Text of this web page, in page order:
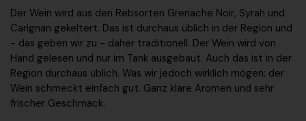
Der Wein wird aus den Rebsorten Grenache Noir, Syrah und
Carignan gekeltert. Das ist durchaus üblich in der Region und
- das geben wir zu - daher traditionell. Der Wein wird von
Hand gelesen und nur im Tank ausgebaut. Auch das ist in der
Region durchaus üblich. Was wir jedoch wirklich mögen: der
Wein schmeckt einfach gut. Ganz klare Aromen und sehr
frischer Geschmack.